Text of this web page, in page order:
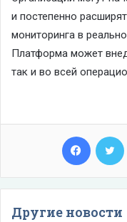
и постепенно
мониторинга в
Платформа может
так и во всей
Facebook
Другие новости